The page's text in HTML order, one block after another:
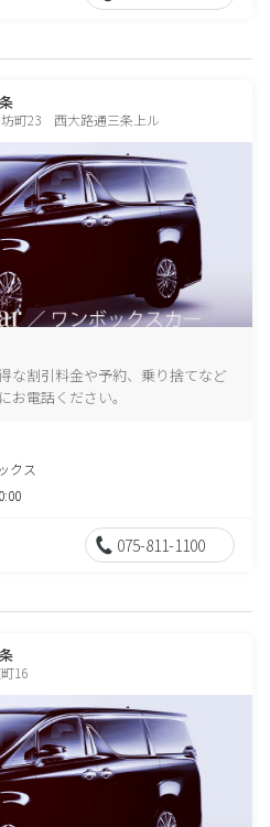
町23 西大路通三条上ル
な割引料金や予約、乗り捨てなど
お電話ください。
クス
075-811-1100
16